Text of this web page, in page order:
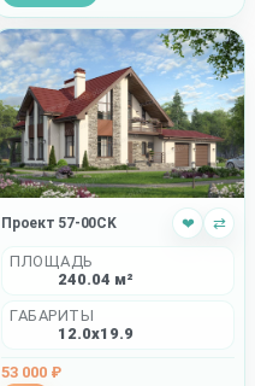
Проект 57-00CK ❤ ⇄
ПЛОЩАДЬ
240.04 м²
ГАБАРИТЫ
12.0x19.9
53 000 ₽